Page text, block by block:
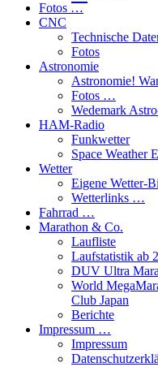
Fotos …
CNC
Technische
Fotos
Astronomie
Astronomie!
Fotos …
Wedemark
HAM-Radio
Funkwetter
Space Weather
Wetter
Eigene Wetter-
Wetterlinks …
Fahrrad …
Marathon & Co.
Laufliste
Laufstatistik ab
DUV Ultra
World
Club Japan
Berichte
Impressum …
Impressum